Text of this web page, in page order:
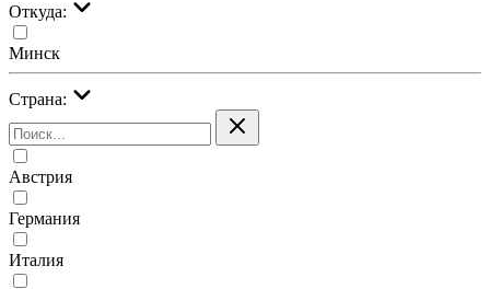
Откуда:
Минск
Страна:
Австрия
Германия
Италия